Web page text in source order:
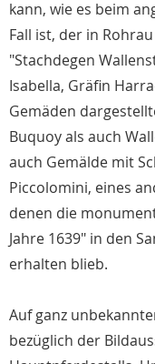
kann, wie es beim
Fall ist, der in
"Stachdegen
Isabella, Gräfin
Gemäden
Buquoy als auch
auch Gemälde mit
Piccolomini, eines
denen die
Jahre 1639" in den
erhalten blieb.
Auf ganz
bezüglich der